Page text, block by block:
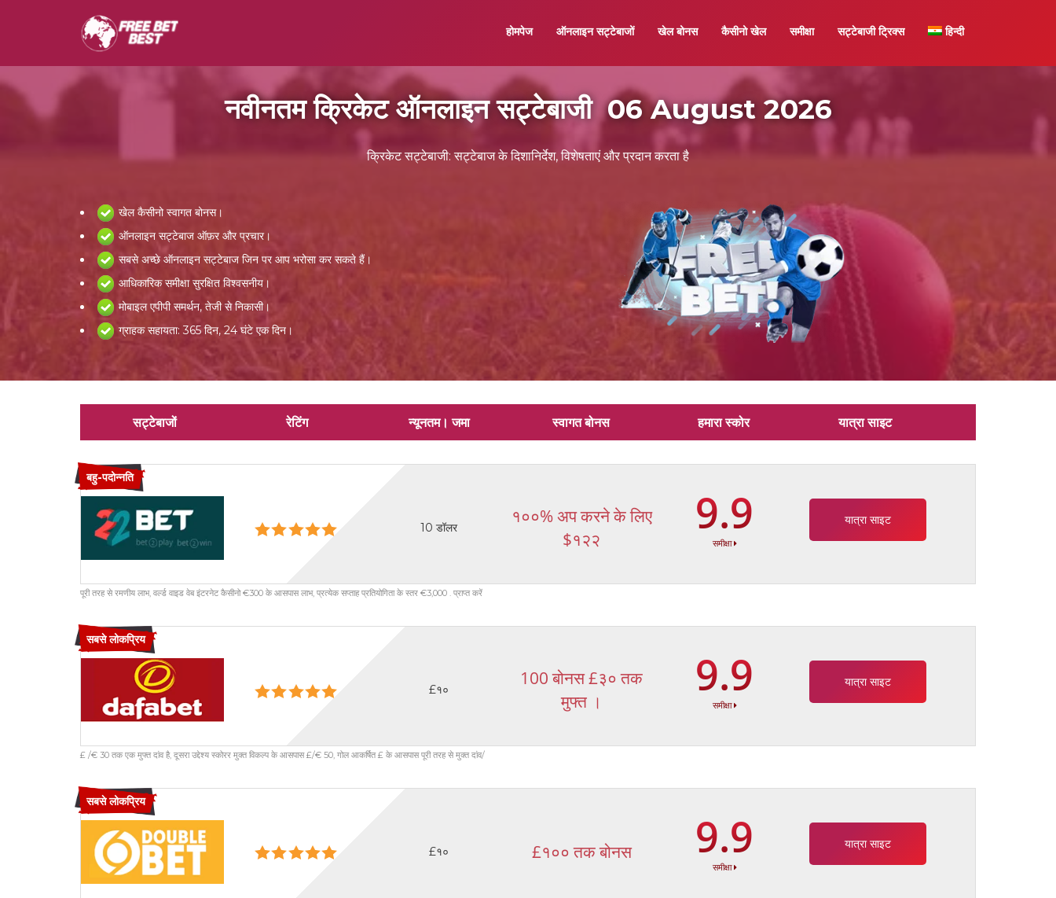
होमपेज ऑनलाइन सट्टेबाजों खेल बोनस कैसीनो खेल समीक्षा सट्टेबाजी ट्रिक्स हिन्दी
नवीनतम क्रिकेट ऑनलाइन सट्टेबाजी 06 August 2026
क्रिकेट सट्टेबाजी: सट्टेबाज के दिशानिर्देश, विशेषताएं और प्रदान करता है
खेल कैसीनो स्वागत बोनस।
ऑनलाइन सट्टेबाज ऑफ़र और प्रचार।
सबसे अच्छे ऑनलाइन सट्टेबाज जिन पर आप भरोसा कर सकते हैं।
आधिकारिक समीक्षा सुरक्षित विश्वसनीय।
मोबाइल एपीपी समर्थन, तेजी से निकासी।
ग्राहक सहायता: 365 दिन, 24 घंटे एक दिन।
सट्टेबाजों रेटिंग न्यूनतम। जमा स्वागत बोनस हमारा स्कोर यात्रा साइट
बहु-पदोन्नति
10 डॉलर
१००% अप करने के लिए
$१२२
9.9
समीक्षा
यात्रा साइट
पूरी तरह से रमणीय लाभ, वर्ल्ड वाइड वेब इंटरनेट कैसीनो €300 के आसपास लाभ, प्रत्येक सप्ताह प्रतियोगिता के स्तर €3,000 . प्राप्त करें
सबसे लोकप्रिय
£१०
100 बोनस £३० तक
मुफ्त ।
9.9
समीक्षा
यात्रा साइट
£ /€ 30 तक एक मुफ्त दांव है, दूसरा उद्देश्य स्कोरर मुक्त विकल्प के आसपास £/€ 50, गोल आकर्षित £ के आसपास पूरी तरह से मुक्त दांव/
सबसे लोकप्रिय
£१० £१०० तक बोनस 9.9
समीक्षा
यात्रा साइट